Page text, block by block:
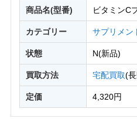
商品名(型番) ビタミンC
カテゴリー サプリメン
状態 N(新品)
買取方法 宅配買取(
定価 4,320円